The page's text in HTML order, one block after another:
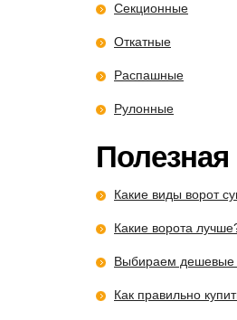
Секционные
Откатные
Распашные
Рулонные
Какие виды ворот
Какие ворота
Выбираем дешевые
Как правильно